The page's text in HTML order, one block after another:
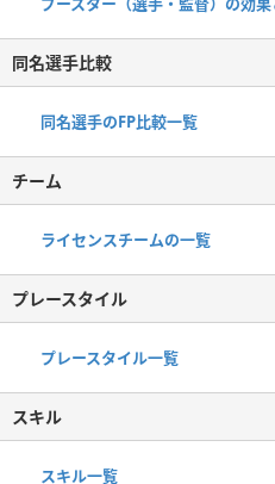
同名選手比較
同名選手のFP比較一覧
チーム
ライセンスチームの一覧
プレースタイル
プレースタイル一覧
スキル
スキル一覧